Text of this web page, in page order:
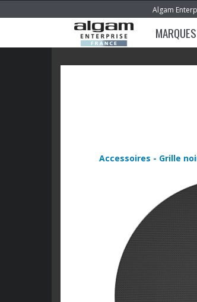
Algam
MARQUES
Accessoires - Grille